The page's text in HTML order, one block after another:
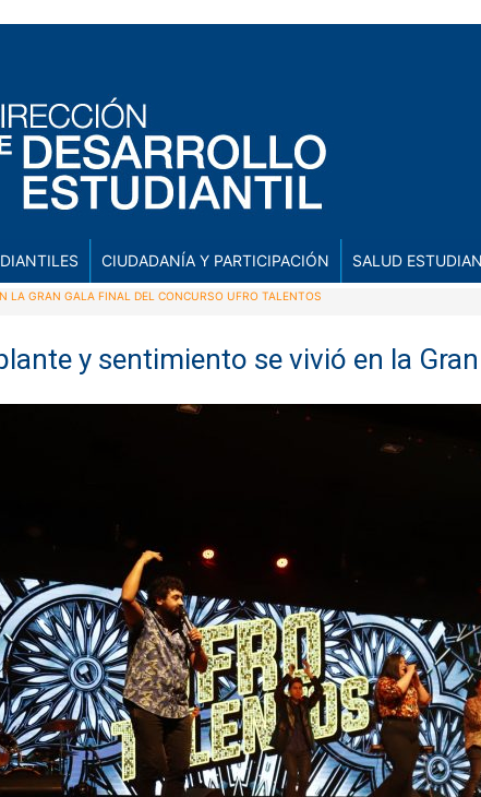
CIUDADANÍA Y PARTICIPACIÓN SALUD
LA GRAN GALA FINAL DEL CONCURSO UFRO TALENTOS
y sentimiento se vivió en la